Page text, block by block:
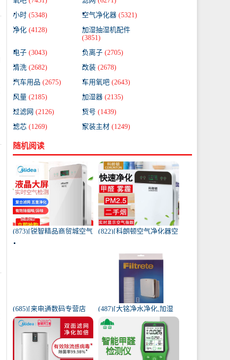
小时 (5348) 空气净化器 (5321)
净化 (4128)
加湿抽湿机配件
(3851)
电子 (3043) 负离子 (2705)
清洗 (2682) 改装 (2678)
汽车用品 (2675) 车用氧吧 (2643)
风量 (2185) 加湿器 (2135)
过滤网 (2126) 货号 (1439)
滤芯 (1269) 家装主材 (1249)
随机阅读
(873)[锐智精品商贸城空气
净化器]小米品质车载空气
(822)[科朗顿空气净化器空
雾月销量9件仅售168元
(685)[来电通数码专营店
USB加湿器]加湿器家用静
音卧室小米小型空气无线
可月销量213件仅售29元
(487)[大铭净水净化,加湿
抽湿机配件]3M菲尔萃空
气净化器静电滤网FACF月
销量1件仅售199元